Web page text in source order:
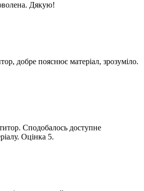
Дякую!
добре пояснює матеріал, зрозуміло.
Сподобалось доступне
Оцінка 5.